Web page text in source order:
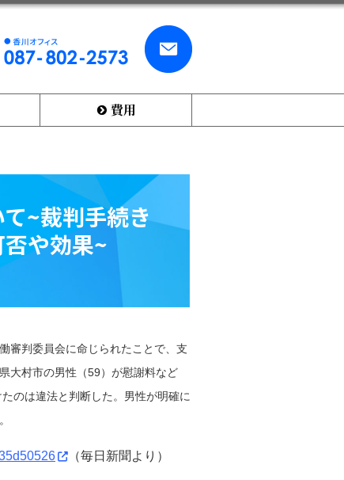
香
フ
ス
-
2
-
2
5
お
問
い
合
・
~裁判手続き
や効果~
審判委員会に命じられたことで、支
大村市の男性（59）が慰謝料など
のは違法と判断した。男性が明確に
（毎日新聞より）